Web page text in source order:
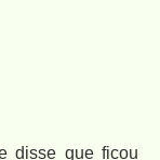
disse que ficou